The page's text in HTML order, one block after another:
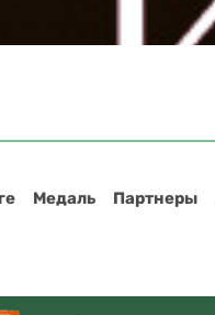
Медаль Партнеры